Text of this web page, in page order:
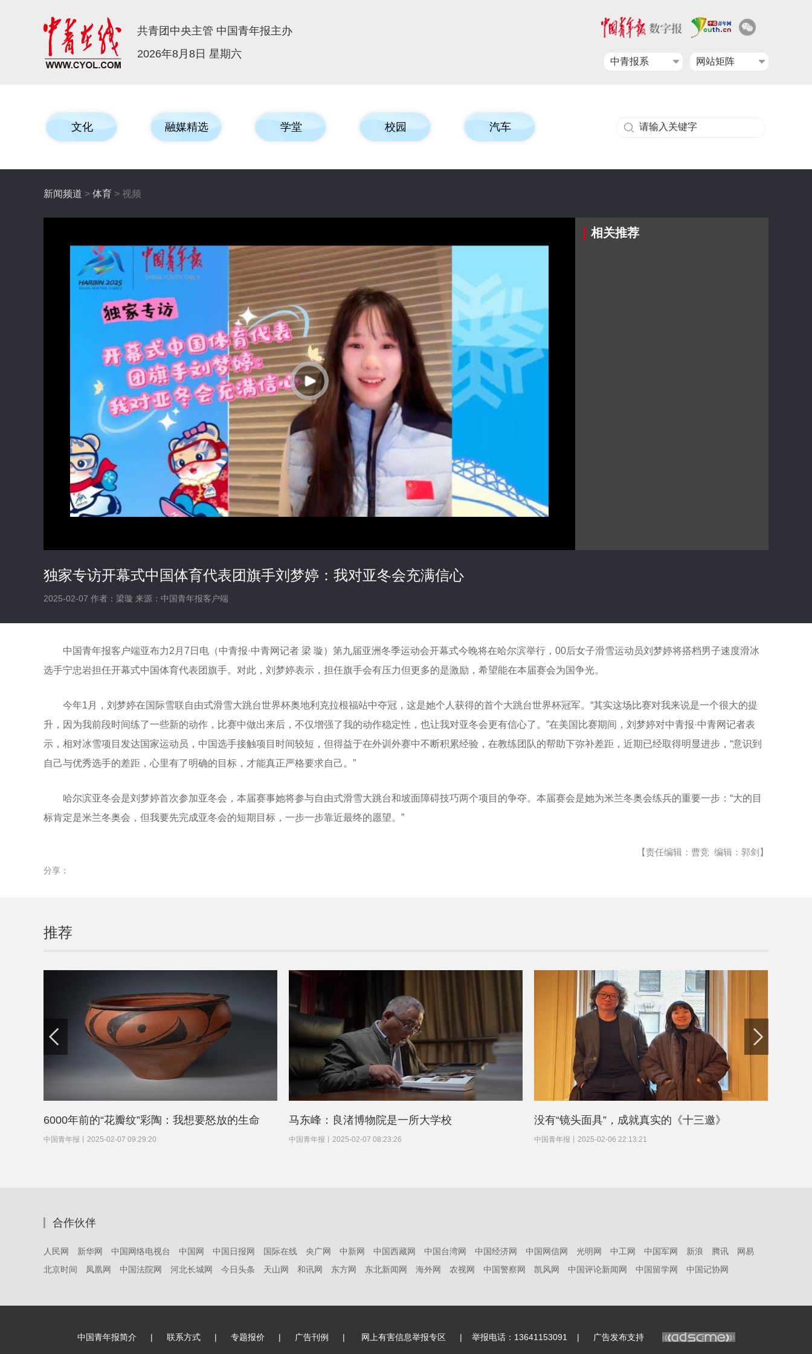
共青团中央主管 中国青年报主办
2026年8月8日 星期六
网站矩阵
中青报系
文化 融媒精选 学堂 校园 汽车
新闻频道 > 体育 > 视频
相关推荐
独家专访开幕式中国体育代表团旗手刘梦婷：我对亚冬会充满信心
2025-02-07 作者：梁璇 来源：中国青年报客户端
中国青年报客户端亚布力2月7日电（中青报·中青网记者 梁 璇）第九届亚洲冬季运动会开幕式今晚将在哈尔滨举行，00后女子滑雪运动员刘梦婷将搭档男子速度滑冰
选手宁忠岩担任开幕式中国体育代表团旗手。对此，刘梦婷表示，担任旗手会有压力但更多的是激励，希望能在本届赛会为国争光。
今年1月，刘梦婷在国际雪联自由式滑雪大跳台世界杯奥地利克拉根福站中夺冠，这是她个人获得的首个大跳台世界杯冠军。“其实这场比赛对我来说是一个很大的提
升，因为我前段时间练了一些新的动作，比赛中做出来后，不仅增强了我的动作稳定性，也让我对亚冬会更有信心了。”在美国比赛期间，刘梦婷对中青报·中青网记者表
示，相对冰雪项目发达国家运动员，中国选手接触项目时间较短，但得益于在外训外赛中不断积累经验，在教练团队的帮助下弥补差距，近期已经取得明显进步，“意识到
自己与优秀选手的差距，心里有了明确的目标，才能真正严格要求自己。”
哈尔滨亚冬会是刘梦婷首次参加亚冬会，本届赛事她将参与自由式滑雪大跳台和坡面障碍技巧两个项目的争夺。本届赛会是她为米兰冬奥会练兵的重要一步：“大的目
标肯定是米兰冬奥会，但我要先完成亚冬会的短期目标，一步一步靠近最终的愿望。”
【责任编辑：曹竞 编辑：郭剑】
分享：
推荐
6000年前的“花瓣纹”彩陶：我想要怒放的生命
中国青年报 2025-02-07 09:29:20
马东峰：良渚博物院是一所大学校
中国青年报 2025-02-07 08:23:26
没有“镜头面具”，成就真实的《十三邀》
中国青年报 2025-02-06 22:13:21
合作伙伴
人民网 新华网 中国网络电视台 中国网 中国日报网 国际在线 央广网 中新网 中国西藏网 中国台湾网 中国经济网 中国网信网 光明网 中工网 中国军网 新浪 腾讯
网易
北京时间
凤凰网 中国法院网 河北长城网 今日头条 天山网 和讯网 东方网 东北新闻网 海外网 农视网 中国警察网 凯风网 中国评论新闻网 中国留学网 中国记协网
中国青年报简介 | 联系方式 | 专题报价 | 广告刊例 | 网上有害信息举报专区 | 举报电话：13641153091 | 广告发布支持